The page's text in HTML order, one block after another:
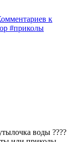
к
#приколы
воды ????